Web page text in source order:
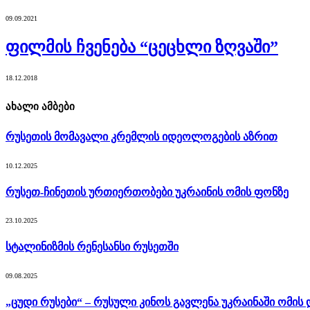
09.09.2021
ფილმის ჩვენება “ცეცხლი ზღვაში”
18.12.2018
ახალი ამბები
რუსეთის მომავალი კრემლის იდეოლოგების აზრით
10.12.2025
რუსეთ-ჩინეთის ურთიერთობები უკრაინის ომის ფონზე
23.10.2025
სტალინიზმის რენესანსი რუსეთში
09.08.2025
„ცუდი რუსები“ – რუსული კინოს გავლენა უკრაინაში ომის